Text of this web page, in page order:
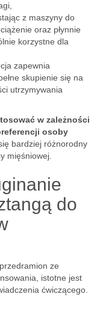
z maszyny do
oraz płynnie
korzystne dla
zapewnia
skupienie się na
utrzymywania
w zależności
osoby
bardziej różnorodny
mięśniowej.
do
ze
istotne jest
ćwiczącego.